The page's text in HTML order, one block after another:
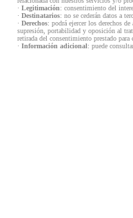
· Legitimación: consentimiento del
· Destinatarios: no se cederán datos a
· Derechos: podrá ejercer los derechos
supresión, portabilidad y oposición al
retirada del consentimiento prestado
· Información adicional: puede